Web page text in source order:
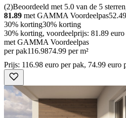
(2)Beoordeeld met 5.0 van de 5
81.89 met GAMMA Voordeelpas52.49
30% korting30% korting
30% korting, voordeelprijs: 81.89
met GAMMA Voordeelpas
per pak116.9874.99 per m²
Prijs: 116.98 euro per pak, 74.99 euro